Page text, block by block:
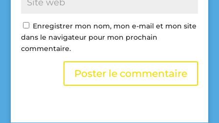
Enregistrer mon nom, mon e-mail et mon site
dans le navigateur pour mon prochain
commentaire.